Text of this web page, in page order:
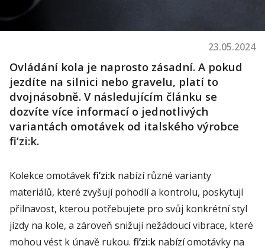
23.05.2024
Ovládání kola je naprosto zásadní. A pokud
jezdíte na silnici nebo gravelu, platí to
dvojnásobně. V následujícím článku se
dozvíte více informací o jednotlivých
variantách omotávek od italského výrobce
fi’zi:k.
Kolekce omotávekfi’zi:k nabízí různé varianty
materiálů, které zvyšují pohodlí a kontrolu, poskytují
přilnavost, kterou potřebujete pro svůj konkrétní styl
jízdy na kole, a zároveň snižují nežádoucí vibrace, které
mohou vést k únavě rukou. fi’zi:k nabízí omotávky na